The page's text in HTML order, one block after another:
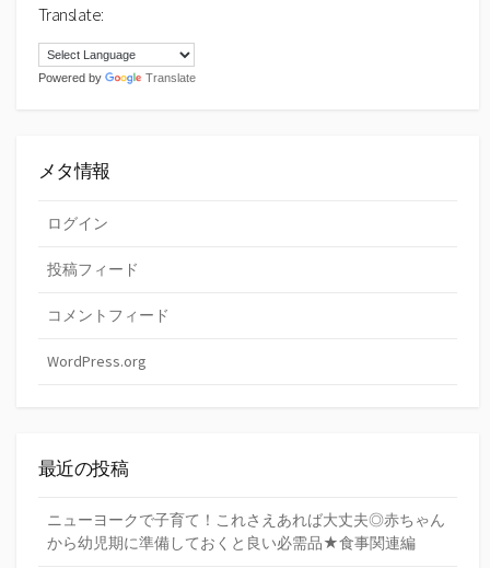
Translate:
Powered by Translate
メタ情報
ログイン
投稿フィード
コメントフィード
WordPress.org
最近の投稿
ニューヨークで子育て！これさえあれば大丈夫◎赤ちゃん
から幼児期に準備しておくと良い必需品★食事関連編